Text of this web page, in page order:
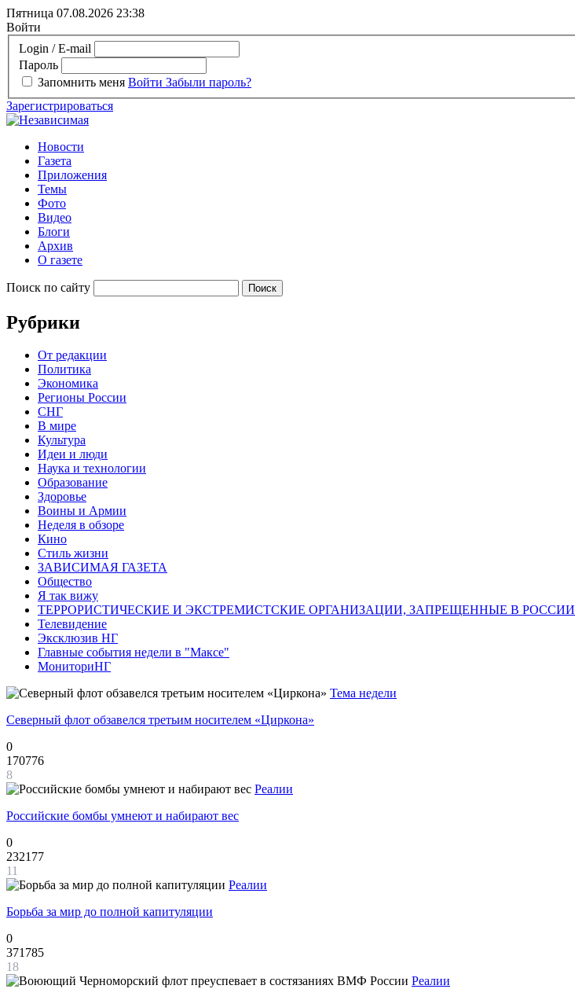
Пятница 07.08.2026 23:38
Войти
Login / E-mail
Пароль
Запомнить меня Войти Забыли пароль?
Зарегистрироваться
Новости
Газета
Приложения
Темы
Фото
Видео
Блоги
Архив
О газете
Поиск по сайту
Рубрики
От редакции
Политика
Экономика
Регионы России
СНГ
В мире
Культура
Идеи и люди
Наука и технологии
Образование
Здоровье
Воины и Армии
Неделя в обзоре
Кино
Стиль жизни
ЗАВИСИМАЯ ГАЗЕТА
Общество
Я так вижу
ТЕРРОРИСТИЧЕСКИЕ И ЭКСТРЕМИСТСКИЕ ОРГАНИЗАЦИИ, ЗАПРЕЩЕННЫЕ В РОССИИ
Телевидение
Эксклюзив НГ
Главные события недели в "Максе"
МониториНГ
Тема недели
Северный флот обзавелся третьим носителем «Циркона»
0
170776
8
Реалии
Российские бомбы умнеют и набирают вес
0
232177
11
Реалии
Борьба за мир до полной капитуляции
0
371785
18
Реалии